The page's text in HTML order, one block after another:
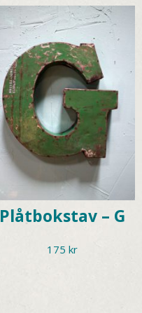
Plåtbokstav – G
175 kr